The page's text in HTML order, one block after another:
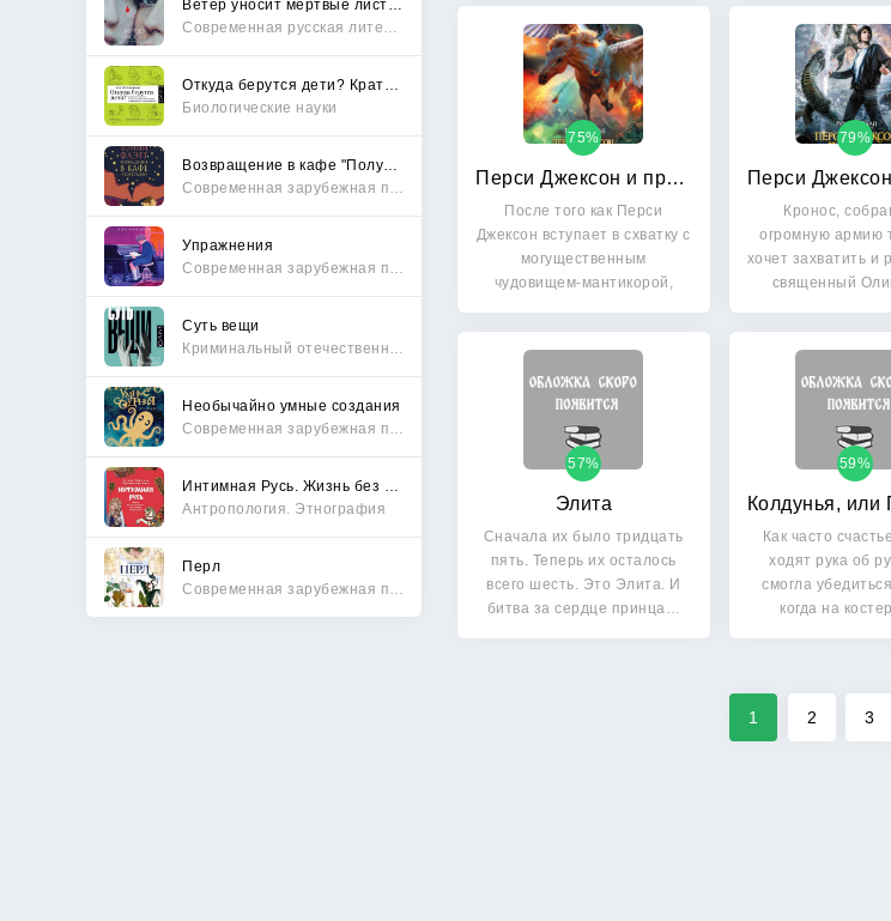
Биологические науки
Упражнения
Суть вещи
Необычайно умные создания
Антропология. Этнография
Перл
Перси Джексон и проклятие титана
75%
После того как Перси
Джексон вступает в схватку с
могущественным
чудовищем-мантикорой,
79%
Кронос,
огромную армию
хочет захватить и
священный
Элита
57%
Сначала их было тридцать
пять. Теперь их осталось
всего шесть. Это Элита. И
битва за сердце принца…
59%
Как часто
ходят рука об
смогла
когда на
1 2 3